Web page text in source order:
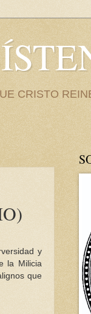
CRISTO
y
la Milicia
que